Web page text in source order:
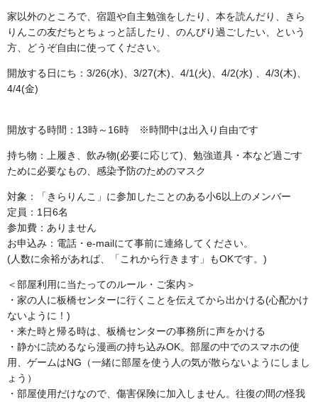
家以外のところで、宿題や自主勉強をしたり、本を読んだり、きら
りんこの友だちとちょっと話したり、のんびり過ごしたい、という
方、どうぞ自由に使ってください。
開放する日にち：3/26(水)、3/27(木)、4/1(火)、4/2(水) 、4/3(木)、
4/4(金)
開放する時間：13時～16時 ※時間中は出入り自由です
持ち物：上履き、飲み物(必要に応じて)、勉強道具・本など過ごす
ために必要なもの、感染予防のためのマスク
対象：「きらりんこ」に参加したことのある小6以上のメンバー
定員：1日6名
参加費：ありません
お申込み：電話・e-mailにて事前に連絡してください。
(人数に余裕があれば、「これから行きます」もOKです。)
＜部屋利用に当たってのルール・ご案内＞
・家の人に板橋センターに行くことを伝えてから出かける(心配かけ
ないように！)
・来た時と帰る時は、板橋センターの事務所に声をかける
・静かに読めるなら漫画の持ち込みOK。部屋の中でのスマホの使
用、ゲームはNG（一緒に部屋を使う人の気が散らないようにしまし
ょう）
・部屋使用だけなので、傷害保険に加入しません。往復の間の怪我